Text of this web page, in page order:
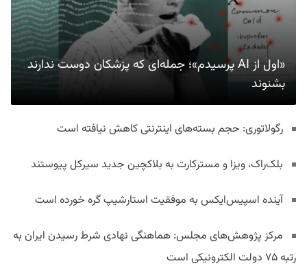
«اول از AI پرسیدم»؛ جمله‌ای که پزشکان دوست ندارند
بشنوند
رگولاتوری: حجم بسته‌های اینترنتی کاهش نیافته است
بلک‌راک، ویزا و مسترکارت به بلاکچین جدید سیرکل پیوستند
آینده اسپیس‌ایکس به موفقیت استارشیپ گره خورده است
مرکز پژوهش‌های مجلس: هماهنگی نهادی شرط رسیدن ایران به
رتبه ۷۵ دولت الکترونیکی است